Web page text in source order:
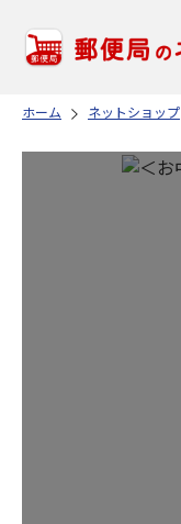
ホーム ネットショップ